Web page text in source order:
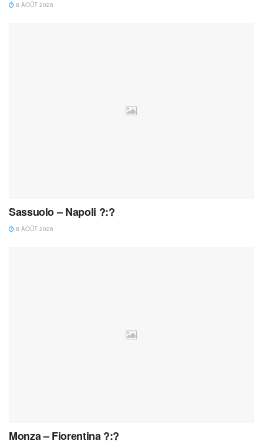
8 AOÛT 2026
Sassuolo – Napoli ?:?
8 AOÛT 2026
Monza – Fiorentina ?:?